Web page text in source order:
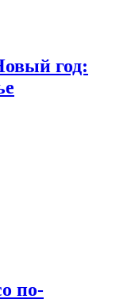
год:
по-